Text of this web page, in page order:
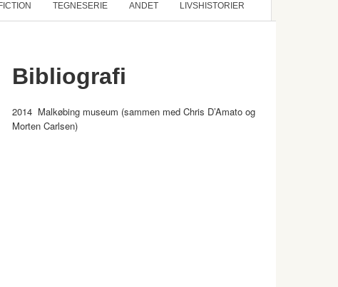
TEGNESERIE ANDET LIVSHISTORIER
Bibliografi
2014 Malkøbing museum (sammen med Chris D’Amato og
Morten Carlsen)